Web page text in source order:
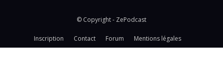
© Copyright - ZePodcast
Inscription Contact Forum Mentions légales